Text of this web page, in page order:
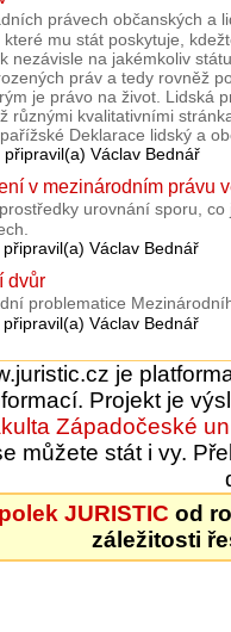
právech občanských a
mu stát poskytuje,
nezávisle na jakémkoliv
práv a tedy rovněž
je právo na život. Lidská
různými kvalitativními
Deklarace lidský a
Václav Bednář
v mezinárodním právu
urovnání sporu,
Václav Bednář
dvůr
problematice
Václav Bednář
je
Projekt je
Západočeské
můžete stát i vy.
JURISTIC od
záležitosti